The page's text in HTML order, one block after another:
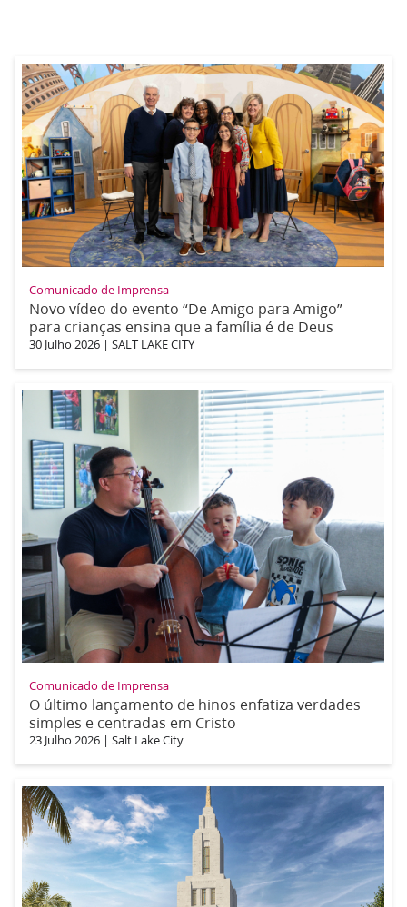
Comunicado de Imprensa
Novo vídeo do evento “De Amigo para Amigo”
para crianças ensina que a família é de Deus
30 Julho 2026 | SALT LAKE CITY
Comunicado de Imprensa
O último lançamento de hinos enfatiza verdades
simples e centradas em Cristo
23 Julho 2026 | Salt Lake City